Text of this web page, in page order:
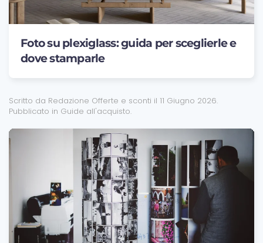
Foto su plexiglass: guida per sceglierle e
dove stamparle
Scritto da Redazione Offerte e sconti il 11 Giugno 2026.
Pubblicato in Guide all'acquisto.